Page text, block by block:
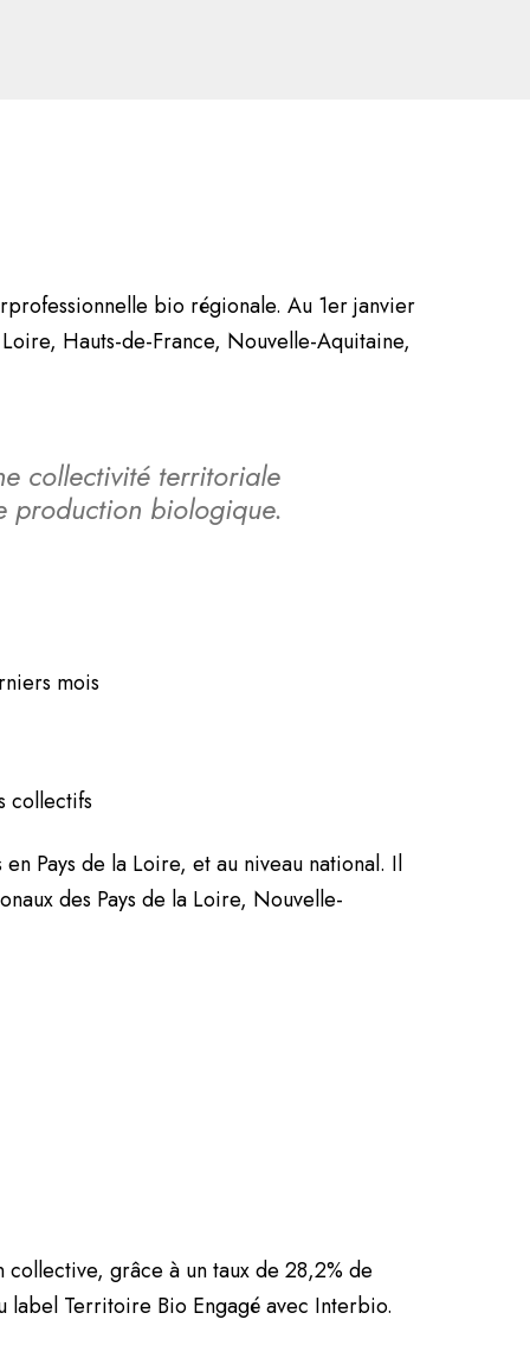
bio régionale. Au 1er janvier
Hauts-de-France, Nouvelle-Aquitaine,
collectivité territoriale
production biologique.
mois
collectifs
Pays de la Loire, et au niveau national. Il
des Pays de la Loire, Nouvelle-
grâce à un taux de 28,2% de
Territoire Bio Engagé avec Interbio.